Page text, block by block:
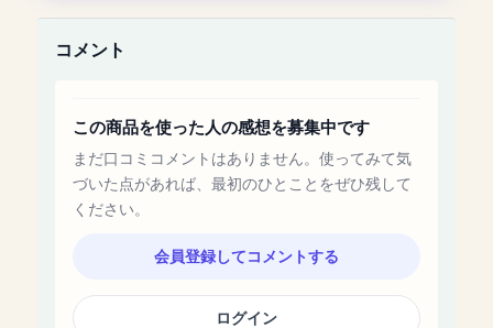
コメント
この商品を使った人の感想を募集中です
まだ口コミコメントはありません。使ってみて気
づいた点があれば、最初のひとことをぜひ残して
ください。
会員登録してコメントする
ログイン